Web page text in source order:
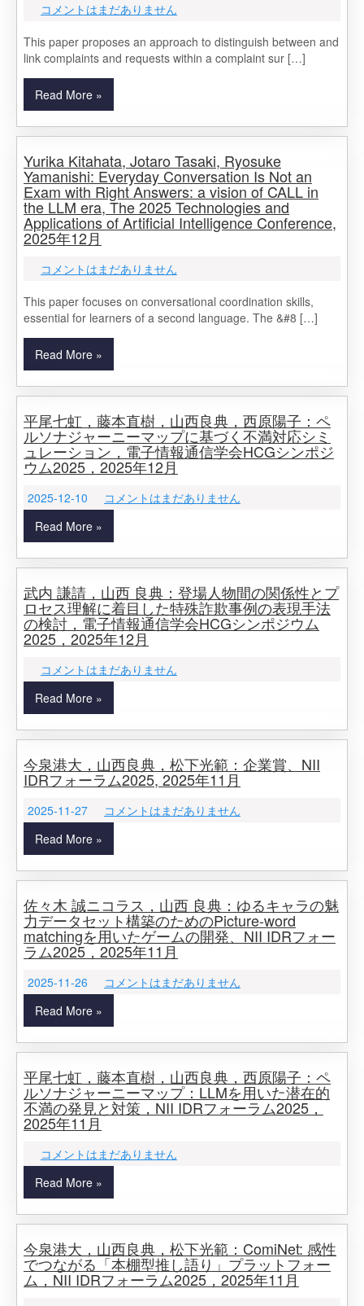
コメントはまだありません
This paper proposes an approach to distinguish between and
link complaints and requests within a complaint sur […]
Read More »
Yurika Kitahata, Jotaro Tasaki, Ryosuke
Yamanishi: Everyday Conversation Is Not an
Exam with Right Answers: a vision of CALL in
the LLM era, The 2025 Technologies and
Applications of Artificial Intelligence Conference,
2025年12月
コメントはまだありません
This paper focuses on conversational coordination skills,
essential for learners of a second language. The &#8 […]
Read More »
平尾七虹，藤本直樹，山西良典，西原陽子：ペ
ルソナジャーニーマップに基づく不満対応シミ
ュレーション，電子情報通信学会HCGシンポジ
ウム2025，2025年12月
2025-12-10
コメントはまだありません
Read More »
武内 謙請，山西 良典：登場人物間の関係性とプ
ロセス理解に着目した特殊詐欺事例の表現手法
の検討，電子情報通信学会HCGシンポジウム
2025，2025年12月
コメントはまだありません
Read More »
今泉港大，山西良典，松下光範：企業賞、NII
IDRフォーラム2025, 2025年11月
2025-11-27
コメントはまだありません
Read More »
佐々木 誠ニコラス，山西 良典：ゆるキャラの魅
力データセット構築のためのPicture-word
matchingを用いたゲームの開発、NII IDRフォー
ラム2025，2025年11月
2025-11-26
コメントはまだありません
Read More »
平尾七虹，藤本直樹，山西良典，西原陽子：ペ
ルソナジャーニーマップ：LLMを用いた潜在的
不満の発見と対策，NII IDRフォーラム2025，
2025年11月
コメントはまだありません
Read More »
今泉港大，山西良典，松下光範：ComiNet: 感性
でつながる「本棚型推し語り」プラットフォー
ム，NII IDRフォーラム2025，2025年11月